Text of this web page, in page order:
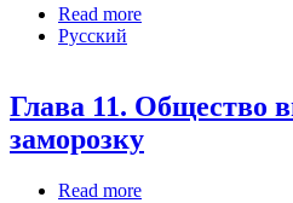
Read more
Русский
Глава 11. Общество
заморозку
Read more